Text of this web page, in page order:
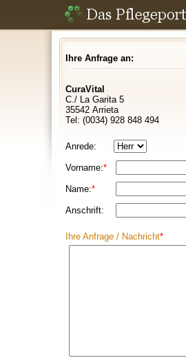
Ihre Anfrage an:
CuraVital
C./ La Garita 5
35542 Arrieta
Tel: (0034) 928 848 494
Anrede:
Vorname:*
Name:*
Anschrift:
Ihre Anfrage / Nachricht*